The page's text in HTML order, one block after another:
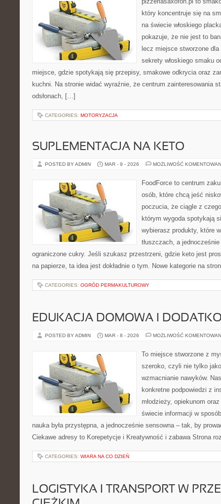
który koncentruje się na
na świecie włoskiego
pokazuje, że nie jest to
lecz miejsce stworzone
sekrety włoskiego smaku
miejsce, gdzie spotykają się przepisy, smakowe odkrycia oraz
kuchni. Na stronie widać wyraźnie, że centrum zainteresowania
odsłonach, […]
CATEGORIES: MOTORYZACJA
SUPLEMENTACJA NA KETO
POSTED BY ADMIN MAR - 9 - 2026 MOŻLIWOŚĆ
FoodForce to centrum
osób, które chcą jeść
poczucia, że ciągle z
którym wygoda spotykają
wybierasz produkty, które
tłuszczach, a
ograniczone cukry. Jeśli szukasz przestrzeni, gdzie keto jest
na papierze, ta idea jest dokładnie o tym. Nowe kategorie na
CATEGORIES: OGRÓD PERMAKULTUROWY
EDUKACJA DOMOWA I
POSTED BY ADMIN MAR - 8 - 2026 MOŻLIWOŚĆ
To miejsce stworzone z
szeroko, czyli nie tylko
wzmacnianie nawyków.
konkretne podpowiedzi z
młodzieży, opiekunom
świecie informacji w
nauka była przystępna, a jednocześnie sensowna – tak, by
Ciekawe adresy to Korepetycje i Kreatywność i zabawa Strona
CATEGORIES: WIARA NA CO DZIEŃ
LOGISTYKA I TRANSPORT W